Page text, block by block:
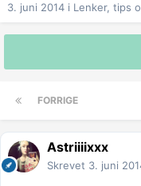
3. juni 2014 i Lenker, tips
FORRIGE
Astriiiixxx
Skrevet 3. juni